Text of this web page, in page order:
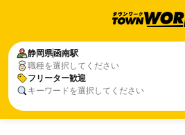
静岡県函南駅
職種を選択してください
フリーター歓迎
キーワードを選択してください